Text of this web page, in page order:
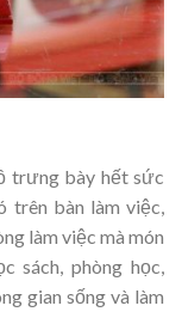
trưng bày hết sức
trên bàn làm việc,
làm việc mà món
sách, phòng học,
gian sống và làm